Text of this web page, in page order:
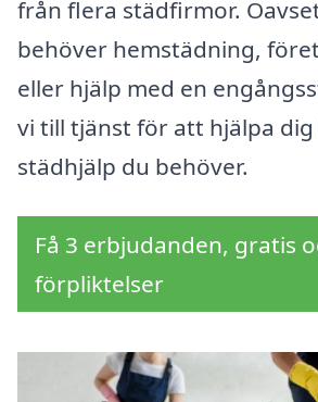
från flera städfirmor.
behöver hemstädning,
eller hjälp med en
vi till tjänst för att hjälpa
städhjälp du behöver.
Få 3 erbjudanden, gratis
förpliktelser